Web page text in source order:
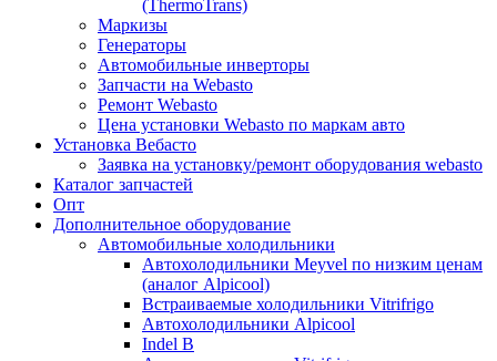
(ThermoTrans)
Маркизы
Генераторы
Автомобильные инверторы
Запчасти на Webasto
Ремонт Webasto
Цена установки Webasto по маркам авто
Установка Вебасто
Заявка на установку/ремонт оборудования webasto
Каталог запчастей
Опт
Дополнительное оборудование
Автомобильные холодильники
Автохолодильники Meyvel по низким ценам
(аналог Alpicool)
Встраиваемые холодильники Vitrifrigo
Автохолодильники Alpicool
Indel B